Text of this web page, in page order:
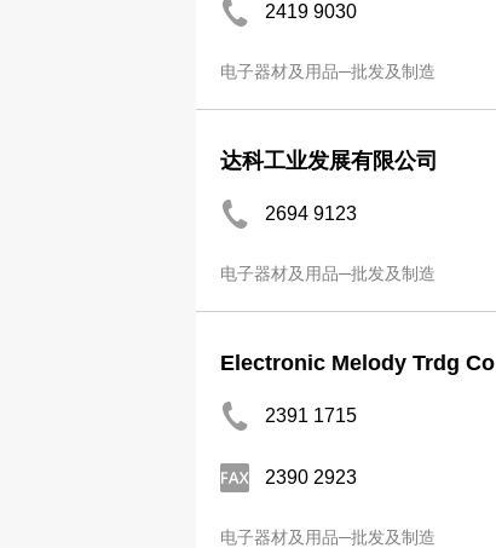
2419 9030
电子器材及用品─批发及制造
达科工业发展有限公司
2694 9123
电子器材及用品─批发及制造
Electronic Melody Trdg Co
2391 1715
2390 2923
电子器材及用品─批发及制造